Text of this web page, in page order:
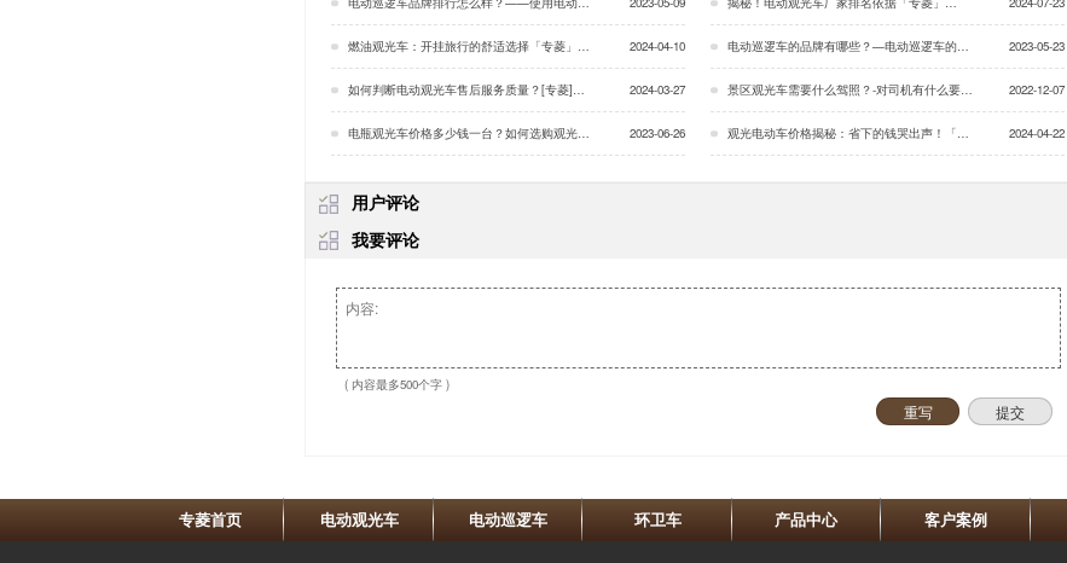
燃油观光车：开挂旅行的舒适选择「专菱」… 2024-04-10 电动巡逻车的品牌有哪些？—电动巡逻车的优势「专菱」… 2023-05-23
如何判断电动观光车售后服务质量？[专菱]… 2024-03-27 景区观光车需要什么驾照？-对司机有什么要求？[专菱]… 2022-12-07
电瓶观光车价格多少钱一台？如何选购观光车「专菱」… 2023-06-26 观光电动车价格揭秘：省下的钱哭出声！「专菱」… 2024-04-22
用户评论
我要评论
( 内容最多500个字 )
重写 提交
专菱首页 电动观光车 电动巡逻车 环卫车 产品中心 客户案例